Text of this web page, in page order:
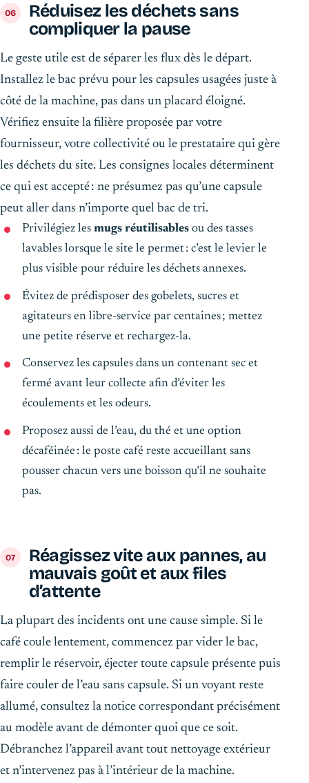
Réduisez les déchets sans
compliquer la pause
Le geste utile est de séparer les flux dès le départ.
Installez le bac prévu pour les capsules usagées juste à
côté de la machine, pas dans un placard éloigné.
Vérifiez ensuite la filière proposée par votre
fournisseur, votre collectivité ou le prestataire qui gère
les déchets du site. Les consignes locales déterminent
ce qui est accepté : ne présumez pas qu’une capsule
peut aller dans n’importe quel bac de tri.
Privilégiez les mugs réutilisables ou des tasses
lavables lorsque le site le permet : c’est le levier le
plus visible pour réduire les déchets annexes.
Évitez de prédisposer des gobelets, sucres et
agitateurs en libre-service par centaines ; mettez
une petite réserve et rechargez-la.
Conservez les capsules dans un contenant sec et
fermé avant leur collecte afin d’éviter les
écoulements et les odeurs.
Proposez aussi de l’eau, du thé et une option
décaféinée : le poste café reste accueillant sans
pousser chacun vers une boisson qu’il ne souhaite
pas.
Réagissez vite aux pannes, au
mauvais goût et aux files
d’attente
La plupart des incidents ont une cause simple. Si le
café coule lentement, commencez par vider le bac,
remplir le réservoir, éjecter toute capsule présente puis
faire couler de l’eau sans capsule. Si un voyant reste
allumé, consultez la notice correspondant précisément
au modèle avant de démonter quoi que ce soit.
Débranchez l’appareil avant tout nettoyage extérieur
et n’intervenez pas à l’intérieur de la machine.